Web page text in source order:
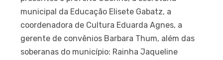
municipal da Educação Elisete Gabatz, a
coordenadora de Cultura Eduarda Agnes, a
gerente de convênios Barbara Thum, além das
soberanas do município: Rainha Jaqueline